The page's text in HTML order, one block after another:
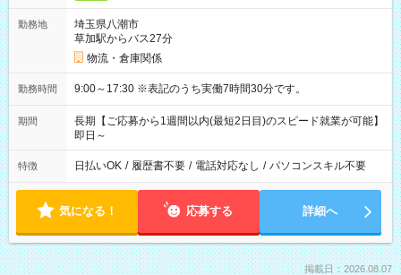
勤務地
埼玉県八潮市
草加駅からバス27分
物流・倉庫関係
勤務時間 9:00～17:30 ※表記のうち実働7時間30分です。
期間
長期【ご応募から1週間以内(最短2日目)のスピード就業が可能】
即日～
特徴 日払いOK / 履歴書不要 / 電話対応なし / パソコンスキル不要
気になる！ 応募する 詳細へ
掲載日：2026.08.07